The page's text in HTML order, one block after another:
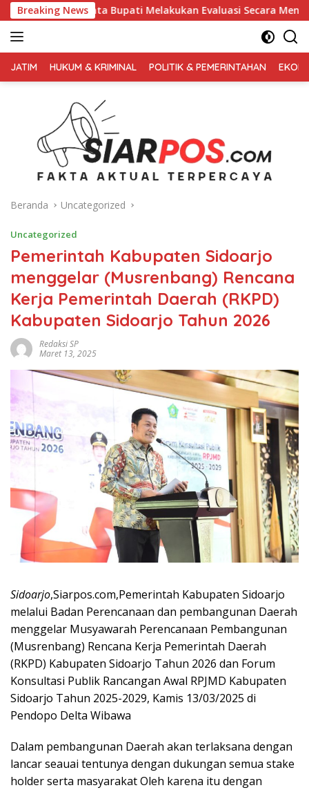
Langsung
ke
konten
Breaking News
Melakukan Evaluasi Secara Menyeluruh Kembali
TERPERCAYA
JATIM HUKUM & KRIMINAL POLITIK & PEMERINTAHAN
Beranda Uncategorized
Uncategorized
Pemerintah Kabupaten Sidoarjo
menggelar (Musrenbang) Rencana
Kerja Pemerintah Daerah (RKPD)
Kabupaten Sidoarjo Tahun 2026
Redaksi SP
Maret 13, 2025
Sidoarjo,Siarpos.com,Pemerintah Kabupaten Sidoarjo
melalui Badan Perencanaan dan pembangunan Daerah
menggelar Musyawarah Perencanaan Pembangunan
(Musrenbang) Rencana Kerja Pemerintah Daerah
(RKPD) Kabupaten Sidoarjo Tahun 2026 dan Forum
Konsultasi Publik Rancangan Awal RPJMD Kabupaten
Sidoarjo Tahun 2025-2029, Kamis 13/03/2025 di
Pendopo Delta Wibawa
Dalam pembangunan Daerah akan terlaksana dengan
lancar seauai tentunya dengan dukungan semua stake
holder serta masyarakat Oleh karena itu dengan